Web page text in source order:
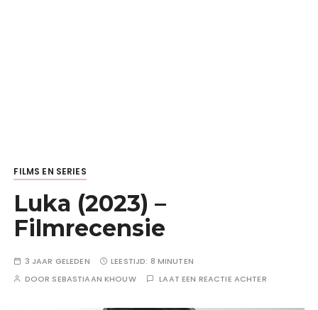
FILMS EN SERIES
Luka (2023) –
Filmrecensie
3 JAAR GELEDEN LEESTIJD: 8 MINUTEN
DOOR SEBASTIAAN KHOUW LAAT EEN REACTIE ACHTER